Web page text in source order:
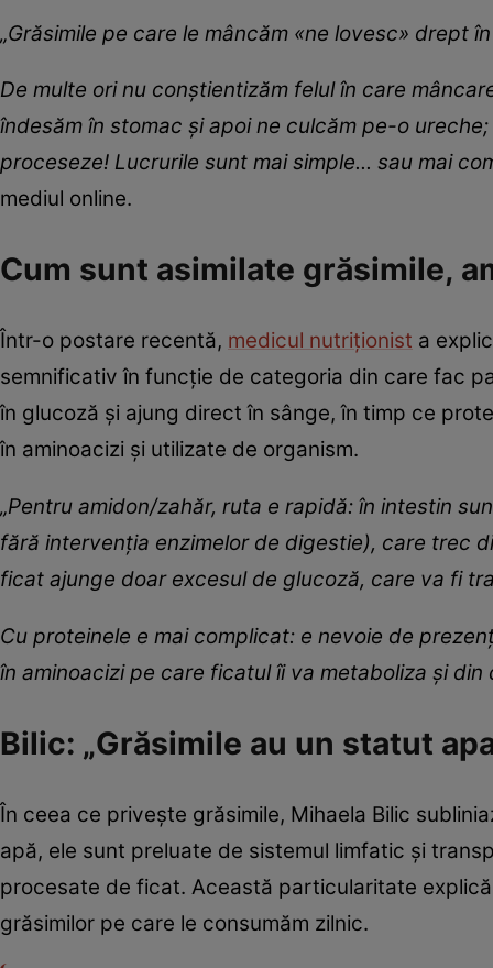
„Grăsimile pe care le mâncăm «ne lovesc» drept
De multe ori nu conștientizăm felul în care
îndesăm în stomac și apoi ne culcăm pe-o
proceseze! Lucrurile sunt mai simple... sau mai
mediul online.
Cum sunt asimilate grăsimile,
Într-o postare recentă, medicul nutriționist a
semnificativ în funcție de categoria din care fac
în glucoză și ajung direct în sânge, în timp ce
în aminoacizi și utilizate de organism.
„Pentru amidon/zahăr, ruta e rapidă: în intestin
fără intervenția enzimelor de digestie), care trec
ficat ajunge doar excesul de glucoză, care va fi
Cu proteinele e mai complicat: e nevoie de
în aminoacizi pe care ficatul îi va metaboliza și din
Bilic: „Grăsimile au un statut
În ceea ce privește grăsimile, Mihaela Bilic
apă, ele sunt preluate de sistemul limfatic și
procesate de ficat. Această particularitate
grăsimilor pe care le consumăm zilnic.